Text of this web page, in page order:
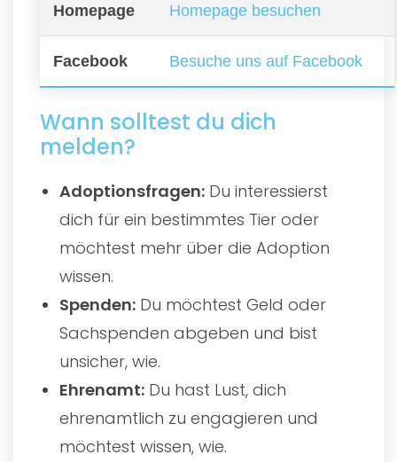
Homepage Homepage besuchen
Facebook Besuche uns auf Facebook
Wann solltest du dich
melden?
Adoptionsfragen: Du interessierst
dich für ein bestimmtes Tier oder
möchtest mehr über die Adoption
wissen.
Spenden: Du möchtest Geld oder
Sachspenden abgeben und bist
unsicher, wie.
Ehrenamt: Du hast Lust, dich
ehrenamtlich zu engagieren und
möchtest wissen, wie.